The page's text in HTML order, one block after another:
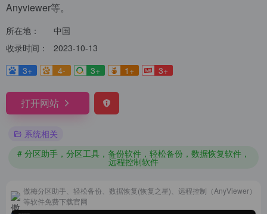
Anyviewer等。
所在地：
中国
收录时间：
2023-10-13
3+
4- 3+ 1+ 3+
打开网站
系统相关
# 分区助手，分区工具，备份软件，轻松备份，数据恢复软件，
远程控制软件
傲梅分区助手、轻松备份、数据恢复(恢复之星)、远程控制（AnyViewer）
等软件免费下载官网